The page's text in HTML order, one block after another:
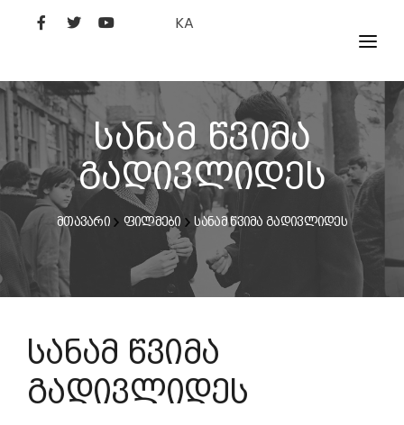
KA
ᲤᲘᲚᲛᲔᲑᲘ
ᲮᲔᲚᲝᲕᲐᲜᲘ
ᲙᲘᲜᲝᲡᲢᲣᲓᲘᲐ
ᲙᲘᲜᲝᲐᲙᲐᲓᲔᲛᲘᲐ
სანამ წვიმა
გადივლიდეს
მთავარი ფილმები სანამ წვიმა გადივლიდეს
სანამ წვიმა
გადივლიდეს